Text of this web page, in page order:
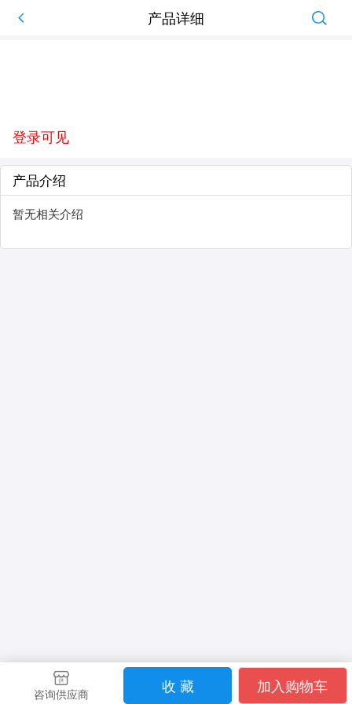
产品详细
登录可见
产品介绍
暂无相关介绍
咨询供应商 收 藏 加入购物车